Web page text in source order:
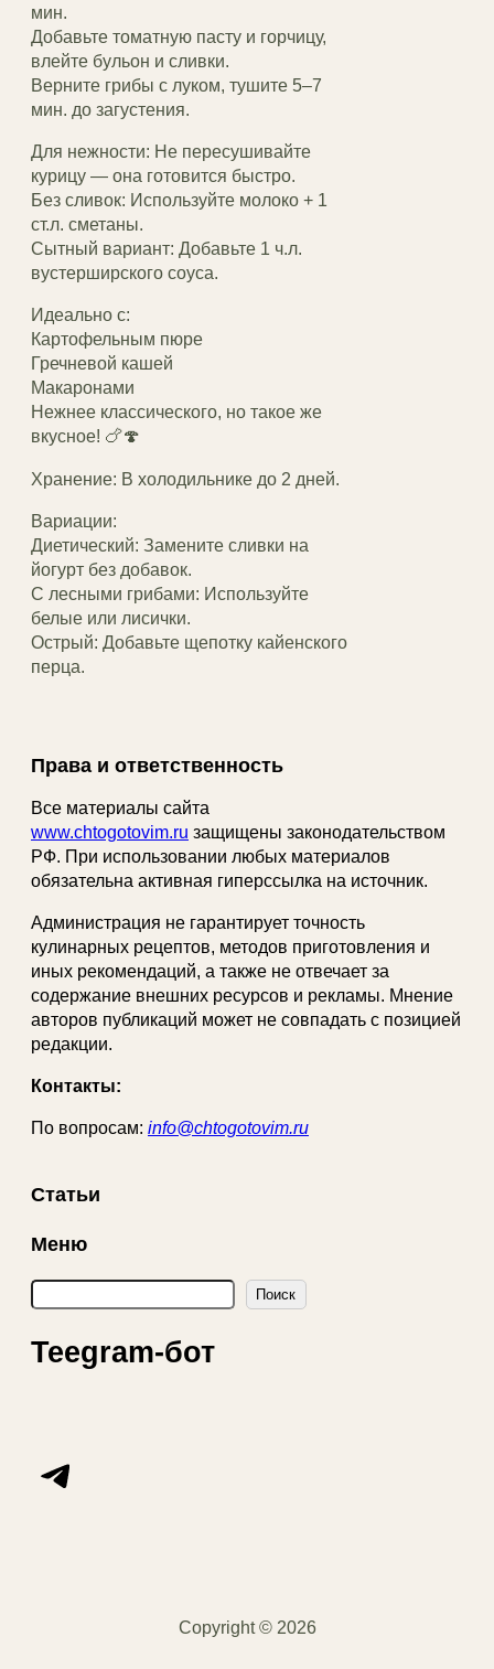
мин.
Добавьте томатную пасту и горчицу,
влейте бульон и сливки.
Верните грибы с луком, тушите 5–7
мин. до загустения.
Для нежности: Не пересушивайте
курицу — она готовится быстро.
Без сливок: Используйте молоко + 1
ст.л. сметаны.
Сытный вариант: Добавьте 1 ч.л.
вустерширского соуса.
Идеально с:
Картофельным пюре
Гречневой кашей
Макаронами
Нежнее классического, но такое же
вкусное! 🍗🍄
Хранение: В холодильнике до 2 дней.
Вариации:
Диетический: Замените сливки на
йогурт без добавок.
С лесными грибами: Используйте
белые или лисички.
Острый: Добавьте щепотку кайенского
перца.
Права и ответственность
Все материалы сайта
www.chtogotovim.ru защищены законодательством
РФ. При использовании любых материалов
обязательна активная гиперссылка на источник.
Администрация не гарантирует точность
кулинарных рецептов, методов приготовления и
иных рекомендаций, а также не отвечает за
содержание внешних ресурсов и рекламы. Мнение
авторов публикаций может не совпадать с позицией
редакции.
Контакты:
По вопросам: info@chtogotovim.ru
Статьи
Меню
П
о
и
с
Поиск
Teegram-бот
Telegram
Copyright © 2026